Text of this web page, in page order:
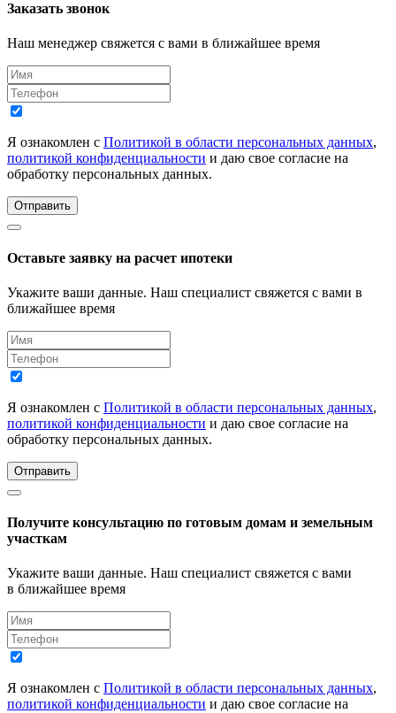
Заказать звонок
Наш менеджер свяжется с вами в ближайшее время
Я ознакомлен с Политикой в области персональных данных,
политикой конфиденциальности и даю свое согласие на
обработку персональных данных.
Отправить
Оставьте заявку на расчет ипотеки
Укажите ваши данные. Наш специалист свяжется с вами в
ближайшее время
Я ознакомлен с Политикой в области персональных данных,
политикой конфиденциальности и даю свое согласие на
обработку персональных данных.
Отправить
Получите консультацию по готовым домам и земельным
участкам
Укажите ваши данные. Наш специалист свяжется с вами
в ближайшее время
Я ознакомлен с Политикой в области персональных данных,
политикой конфиденциальности и даю свое согласие на